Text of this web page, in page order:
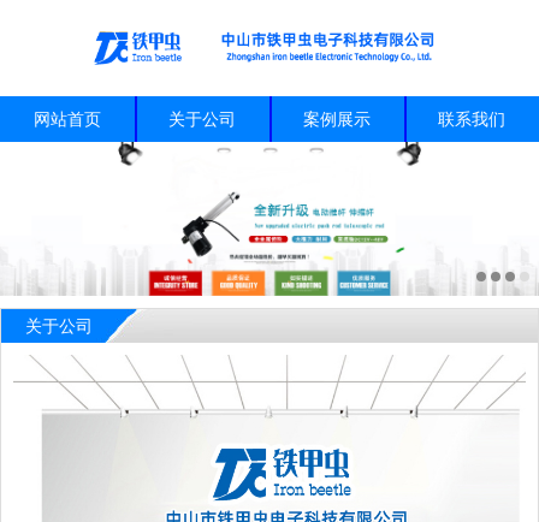
网站首页 关于公司 案例展示 联系我们
关于公司